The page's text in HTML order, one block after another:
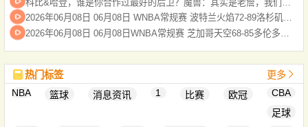
2026年06月08日 06月08日 WNBA常规赛 波特兰火焰72-89洛杉矶火花 全场集锦
2026年06月08日 06月08日WNBA常规赛 芝加哥天空68-85多伦多节奏 全场集锦
热门标签
更多
NBA
篮球 消息资讯 1 比赛 欧冠
CBA
足球